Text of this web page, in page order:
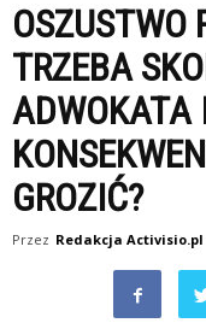
OSZUSTWO
TRZEBA
ADWOKATA
GROZIĆ?
Przez Redakcja Activisio.pl